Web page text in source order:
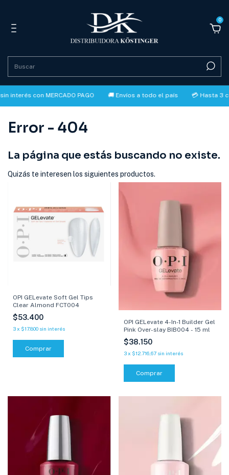
0
interés con MERCADO PAGO 🚚 Envíos a todo el país 💳 Hasta 3
Error - 404
La página que estás buscando no existe.
Quizás te interesen los siguientes productos.
OPI GELevate Soft Gel Tips
Clear Almond FCT004
$53.400
3x $17.800 sin interés
OPI GELevate 4-In-1 Builder Gel
Pink Over-slay BIB004 - 15 ml
$38.150
3 x $12.716,67 sin interés